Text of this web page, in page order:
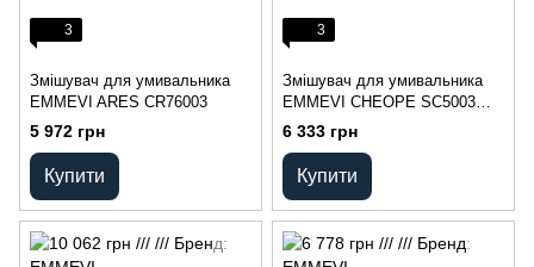
3
Змішувач для умивальника
EMMEVI ARES CR76003
5 972 грн
Купити
3
Змішувач для умивальника
EMMEVI CHEOPE SC5003
BIG
6 333 грн
Купити